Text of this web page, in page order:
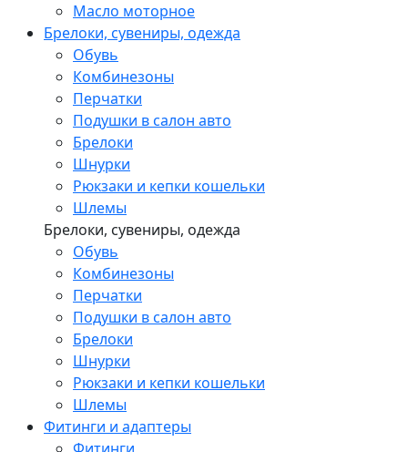
Масло моторное
Брелоки, сувениры, одежда
Обувь
Комбинезоны
Перчатки
Подушки в салон авто
Брелоки
Шнурки
Рюкзаки и кепки кошельки
Шлемы
Брелоки, сувениры, одежда
Обувь
Комбинезоны
Перчатки
Подушки в салон авто
Брелоки
Шнурки
Рюкзаки и кепки кошельки
Шлемы
Фитинги и адаптеры